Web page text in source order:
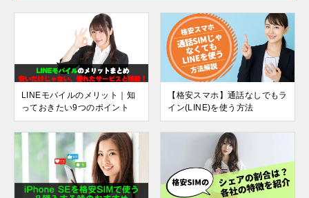
LINEモバイルのメリット｜知
っておきたい9つのポイント
【格安スマホ】通話なしでもラ
イン(LINE)を使う方法